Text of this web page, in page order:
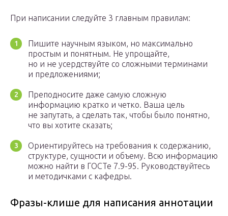
При написании следуйте 3 главным правилам:
Пишите научным языком, но максимально
простым и понятным. Не упрощайте,
но и не усердствуйте со сложными терминами
и предложениями;
Преподносите даже самую сложную
информацию кратко и четко. Ваша цель
не запутать, а сделать так, чтобы было понятно,
что вы хотите сказать;
Ориентируйтесь на требования к содержанию,
структуре, сущности и объему. Всю информацию
можно найти в ГОСТе 7.9-95. Руководствуйтесь
и методичками с кафедры.
Фразы-клише для написания аннотации